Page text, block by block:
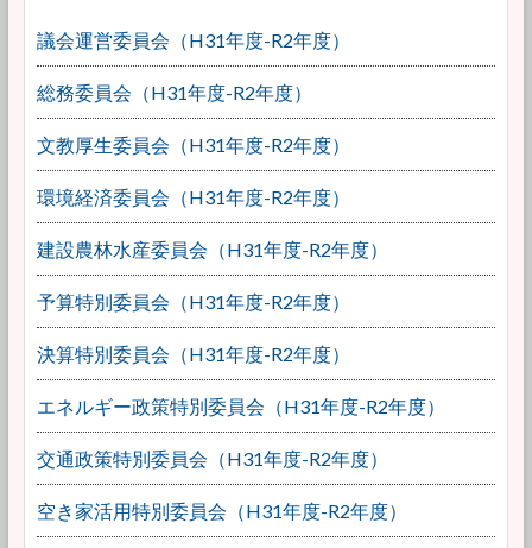
議会運営委員会（H31年度-R2年度）
総務委員会（H31年度-R2年度）
文教厚生委員会（H31年度-R2年度）
環境経済委員会（H31年度-R2年度）
建設農林水産委員会（H31年度-R2年度）
予算特別委員会（H31年度-R2年度）
決算特別委員会（H31年度-R2年度）
エネルギー政策特別委員会（H31年度-R2年度）
交通政策特別委員会（H31年度-R2年度）
空き家活用特別委員会（H31年度-R2年度）